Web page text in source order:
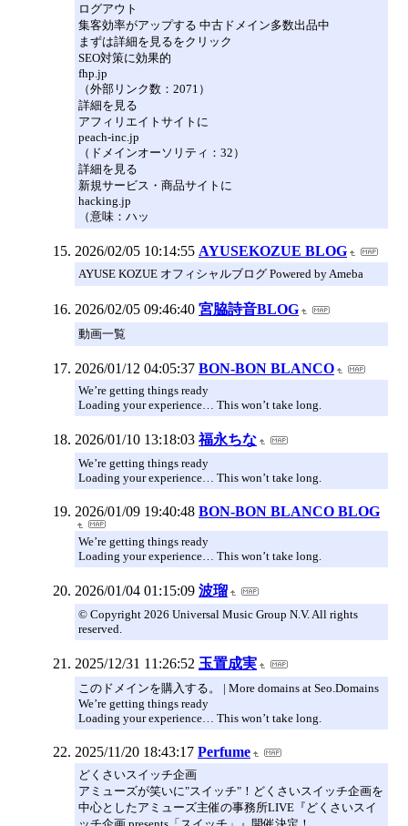
ログアウト
集客効率がアップする 中古ドメイン多数出品中
まずは詳細を見るをクリック
SEO対策に効果的
fhp.jp
（外部リンク数：2071）
詳細を見る
アフィリエイトサイトに
peach-inc.jp
（ドメインオーソリティ：32）
詳細を見る
新規サービス・商品サイトに
hacking.jp
（意味：ハッ
2026/02/05 10:14:55 AYUSEKOZUE BLOG
AYUSE KOZUE オフィシャルブログ Powered by Ameba
2026/02/05 09:46:40 宮脇詩音BLOG
動画一覧
2026/01/12 04:05:37 BON-BON BLANCO
We’re getting things ready
Loading your experience… This won’t take long.
2026/01/10 13:18:03 福永ちな
We’re getting things ready
Loading your experience… This won’t take long.
2026/01/09 19:40:48 BON-BON BLANCO BLOG
We’re getting things ready
Loading your experience… This won’t take long.
2026/01/04 01:15:09 波瑠
© Copyright 2026 Universal Music Group N.V. All rights
reserved.
2025/12/31 11:26:52 玉置成実
このドメインを購入する。 | More domains at Seo.Domains
We’re getting things ready
Loading your experience… This won’t take long.
2025/11/20 18:43:17 Perfume
どくさいスイッチ企画
アミューズが笑いに"スイッチ"！どくさいスイッチ企画を
中心としたアミューズ主催の事務所LIVE『どくさいスイ